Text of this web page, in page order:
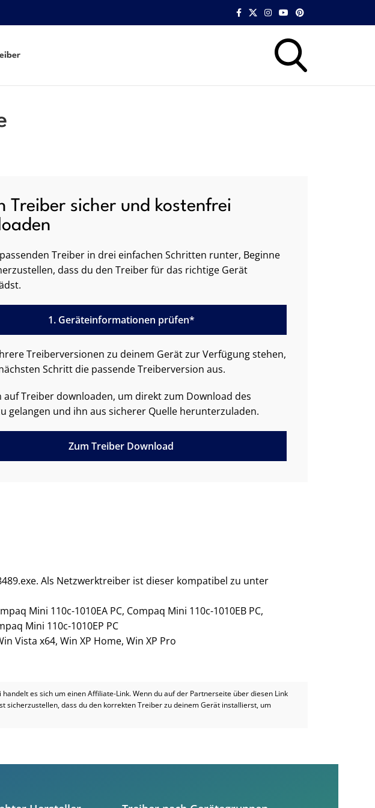
Treiber sicher und kostenfrei
Treiber in drei einfachen Schritten runter, Beginne
dass du den Treiber für das richtige Gerät
1. Geräteinformationen prüfen*
Treiberversionen zu deinem Gerät zur Verfügung stehen,
Schritt die passende Treiberversion aus.
auf Treiber downloaden, um direkt zum Download des
gelangen und ihn aus sicherer Quelle herunterzuladen.
Zum Treiber Download
Als Netzwerktreiber ist dieser kompatibel zu unter
Mini 110c-1010EA PC, Compaq Mini 110c-1010EB PC,
Mini 110c-1010EP PC
Vista x64, Win XP Home, Win XP Pro
es sich um einen Affiliate-Link. Wenn du auf der Partnerseite über diesen Link
dass du den korrekten Treiber zu deinem Gerät installierst, um